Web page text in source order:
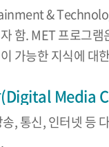
&
함. MET 프로그
가능한 지식에 대
(Digital Media
, 통신, 인터넷 등